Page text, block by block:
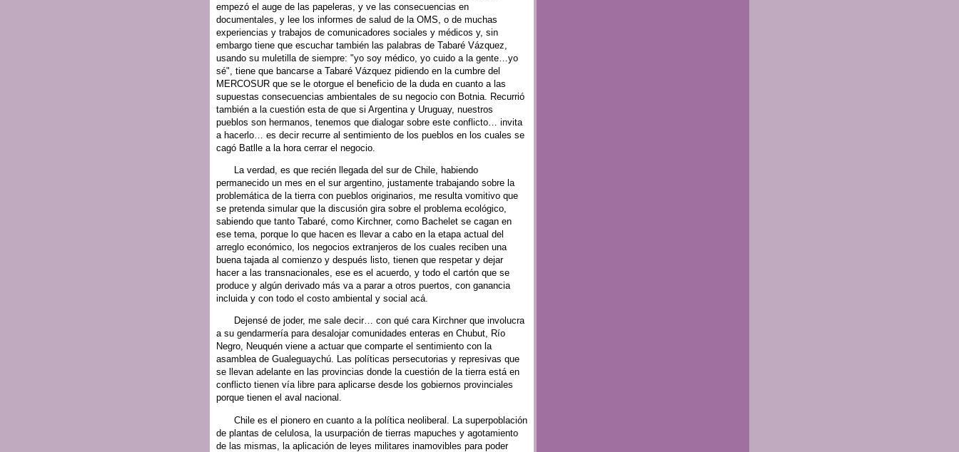
empezó el auge de las papeleras, y ve las consecuencias en
documentales, y lee los informes de salud de la OMS, o de muchas
experiencias y trabajos de comunicadores sociales y médicos y, sin
embargo tiene que escuchar también las palabras de Tabaré Vázquez,
usando su muletilla de siempre: "yo soy médico, yo cuido a la gente…yo
sé", tiene que bancarse a Tabaré Vázquez pidiendo en la cumbre del
MERCOSUR que se le otorgue el beneficio de la duda en cuanto a las
supuestas consecuencias ambientales de su negocio con Botnia. Recurrió
también a la cuestión esta de que si Argentina y Uruguay, nuestros
pueblos son hermanos, tenemos que dialogar sobre este conflicto… invita
a hacerlo… es decir recurre al sentimiento de los pueblos en los cuales se
cagó Batlle a la hora cerrar el negocio.
La verdad, es que recién llegada del sur de Chile, habiendo
permanecido un mes en el sur argentino, justamente trabajando sobre la
problemática de la tierra con pueblos originarios, me resulta vomitivo que
se pretenda simular que la discusión gira sobre el problema ecológico,
sabiendo que tanto Tabaré, como Kirchner, como Bachelet se cagan en
ese tema, porque lo que hacen es llevar a cabo en la etapa actual del
arreglo económico, los negocios extranjeros de los cuales reciben una
buena tajada al comienzo y después listo, tienen que respetar y dejar
hacer a las transnacionales, ese es el acuerdo, y todo el cartón que se
produce y algún derivado más va a parar a otros puertos, con ganancia
incluida y con todo el costo ambiental y social acá.
Dejensé de joder, me sale decir… con qué cara Kirchner que involucra
a su gendarmería para desalojar comunidades enteras en Chubut, Río
Negro, Neuquén viene a actuar que comparte el sentimiento con la
asamblea de Gualeguaychú. Las políticas persecutorias y represivas que
se llevan adelante en las provincias donde la cuestión de la tierra está en
conflicto tienen vía libre para aplicarse desde los gobiernos provinciales
porque tienen el aval nacional.
Chile es el pionero en cuanto a la política neoliberal. La superpoblación
de plantas de celulosa, la usurpación de tierras mapuches y agotamiento
de las mismas, la aplicación de leyes militares inamovibles para poder